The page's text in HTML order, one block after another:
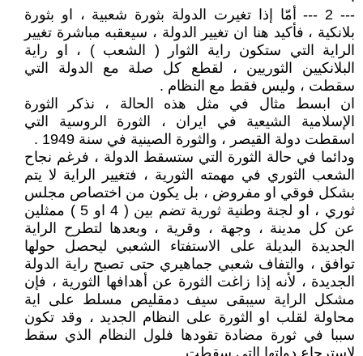
--- 2 --- أمّا إذا تغيرت الدولة بثورة شعبية ، او بثورة
بلانكية ، فأكيد هنا ان تغيير الدولة ، سيعقبه مباشرة تغيير
الراية التي ستكون راية الثوار ( الشعب ) ، او راية
البلانكيين الثوريين ، لقطع كل صلة مع الدولة التي
سقطت ، وليس فقط مع النظام .
ان ابسط مثال في مثل هذه الحالة ، نذكر الثورة
الإسلامية الشيعية في ايران ، الثورة الروسية التي
اسقطت دولة القيصر ، والثورة الصينية في سنة 1949 .
ودائما في حالة الثورة التي ستسقط الدولة ، فرغم نجاح
الشعب الثوري في مهمته الثورية ، فتغيير الراية لا يتم
بشكل فوقي او مفروض ، بل يكون من اختصاص مجلس
ثوري ، او لجنة وطنية ثورية تضم بين ( 4 او 5 ) ممثلين
عن كل مدينة ، وجهة ، وقرية ، وبعدها لتطرح الراية
الجديدة البديلة على الاستفتاء الشعبي ليحصل حولها
توافق ، والتفاف شعبي جماهيري حتى تصبح راية الدولة
الجديدة ، لأنه إذا زاغت الثورة عن أهدافها الثورية ، فإن
مشكل الراية سيبقى سيف دمقليص مسلط على اية
محاولة لقلب او الثورة على النظام الجديد ، وقد تكون
سببا في ثورة مضادة تقودها فلول النظام الذي سقط